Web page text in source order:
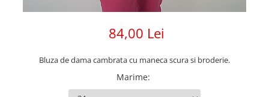
84,00 Lei
Bluza de dama cambrata cu maneca scura si broderie.
Marime: